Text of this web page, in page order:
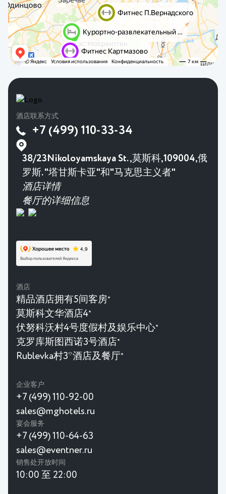
酒店联系方式
+7 (499) 110-33-34
38/23Nikoloyamskaya St.,莫斯科,109004,俄
罗斯. "塔甘斯卡亚"和"马克思主义者"
酒店详情
餐厅的详细信息
酒店
精品酒店拥有5间客房★
莫斯科文华酒店4★
伏努科沃村4号度假村及娱乐中心★
克罗库斯图西诺3号酒店 ★
Rublevka村3*酒店及餐厅★
企业客户
+7 (499) 110-92-00
sales@mghotels.ru
宴会服务
+7 (499) 110-64-63
sales@eventner.ru
销售处开放时间
10:00 至 22:00